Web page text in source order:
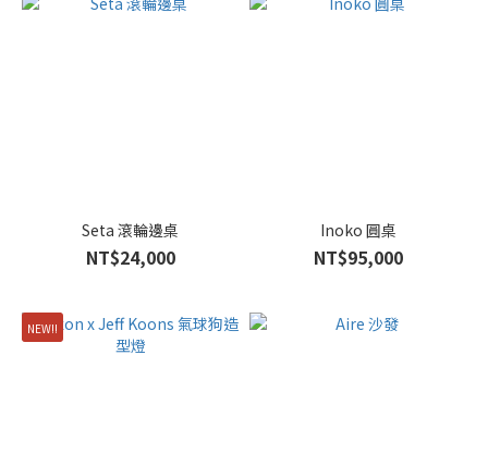
Seta 滾輪邊桌
NT$24,000
Inoko 圓桌
NT$95,000
NEW!!